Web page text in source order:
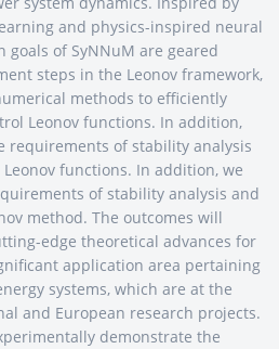
and physics-inspired neural
goals of SyNNuM are geared
steps in the Leonov framework,
methods to efficiently
Leonov functions. In addition,
requirements of stability analysis
functions. In addition, we
of stability analysis and
method. The outcomes will
edge theoretical advances for
application area pertaining
systems, which are at the
and European research projects.
demonstrate the